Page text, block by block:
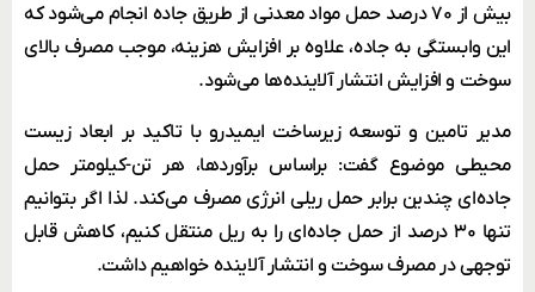
بیش از ۷۰ درصد حمل مواد معدنی از طریق جاده انجام می‌شود که
این وابستگی به جاده، علاوه بر افزایش هزینه، موجب مصرف بالای
سوخت و افزایش انتشار آلاینده‌ها می‌شود.
مدیر تامین و توسعه زیرساخت ایمیدرو با تاکید بر ابعاد زیست
‌محیطی موضوع گفت: براساس برآوردها، هر تن-کیلومتر حمل
جاده‌ای چندین برابر حمل ریلی انرژی مصرف می‌کند. لذا اگر بتوانیم
تنها ۳۰ درصد از حمل جاده‌‌ای را به ریل منتقل کنیم، کاهش قابل
توجهی در مصرف سوخت و انتشار آلاینده خواهیم داشت.